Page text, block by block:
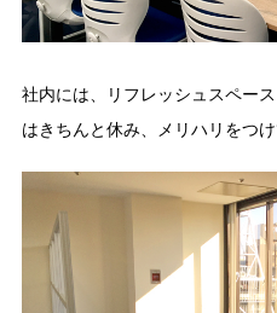
社内には、リフレッシュスペー
はきちんと休み、メリハリをつ